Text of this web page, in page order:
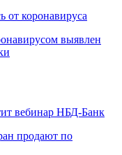
от коронавируса
выявлен
вебинар НБД-Банк
продают по